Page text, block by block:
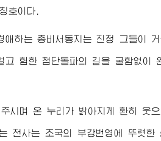
호이다.
애하는 총비서동지 는 진정 그들이 거
험한 첨단돌파의 길을 굴함없이
시며 온 누리가 밝아지게 환히 웃
전사는 조국의 부강번영에 뚜렷한